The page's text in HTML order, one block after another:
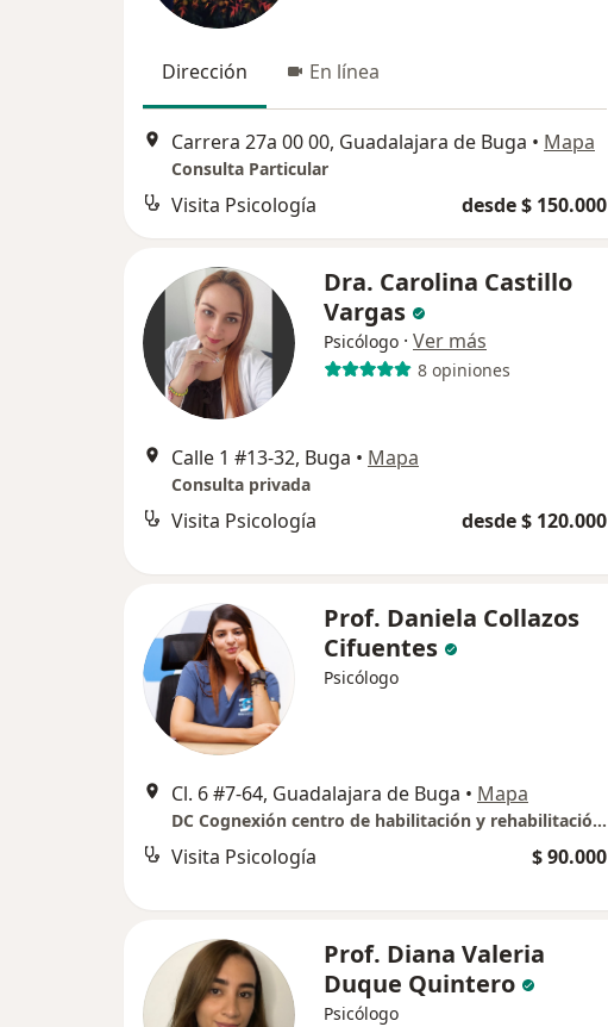
Dirección En línea
Carrera 27a 00 00, Guadalajara de Buga • Mapa
Consulta Particular
Visita Psicología desde $ 150.000
Dra. Carolina Castillo
Vargas
Psicólogo · Ver más
8 opiniones
Calle 1 #13-32, Buga • Mapa
Consulta privada
Visita Psicología desde $ 120.000
Prof. Daniela Collazos
Cifuentes
Psicólogo
Cl. 6 #7-64, Guadalajara de Buga • Mapa
DC Cognexión centro de habilitación y rehabilitación cognitiva
Visita Psicología $ 90.000
Prof. Diana Valeria
Duque Quintero
Psicólogo